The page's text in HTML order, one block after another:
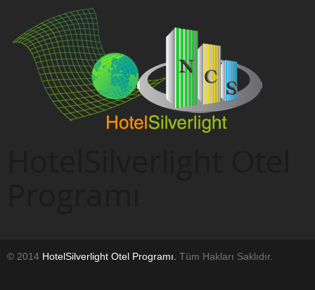
© 2014 HotelSilverlight Otel Programı. Tüm Hakları Saklıdır.